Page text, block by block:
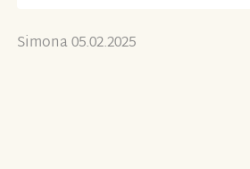
Simona 05.02.2025